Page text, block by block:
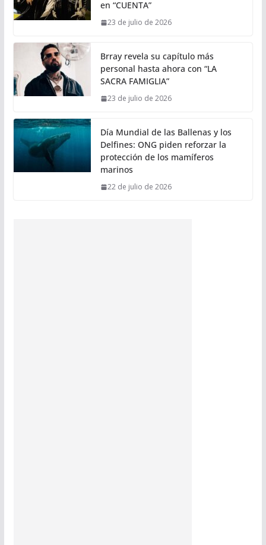
en “CUENTA”
23 de julio de 2026
Brray revela su capítulo más
personal hasta ahora con “LA
SACRA FAMIGLIA”
23 de julio de 2026
Día Mundial de las Ballenas y los
Delfines: ONG piden reforzar la
protección de los mamíferos
marinos
22 de julio de 2026